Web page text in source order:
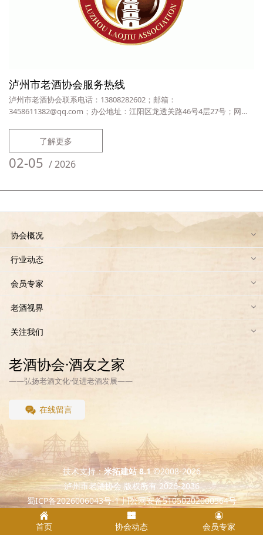
泸州市老酒协会服务热线
泸州市老酒协会联系电话：13808282602；邮箱：
3458611382@qq.com；办公地址：江阳区龙透关路46号4层27号；网站
了解更多
02-05 /2026
协会概况
行业动态
会员专家
老酒视界
关注我们
老酒协会·酒友之家
——弘扬老酒文化·促进老酒发展——
在线留言
技术支持：米拓建站 8.1©2008-2026
泸州市老酒协会 版权所有 2026-2036
蜀ICP备2026006043号-1 川公网安备51050202000564号
首页 协会动态 会员专家